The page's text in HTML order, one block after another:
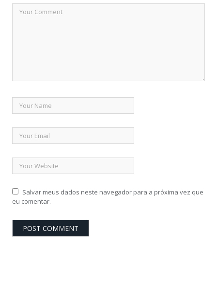
Salvar meus dados neste navegador para a próxima vez que
eu comentar.